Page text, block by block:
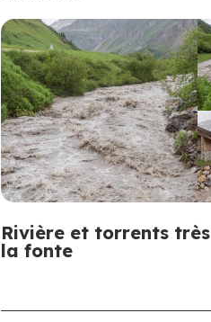
Rivière et torrents
la fonte